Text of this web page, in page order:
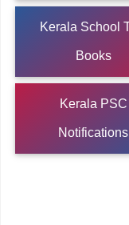
Kerala School
Books
Kerala PSC
Notifications